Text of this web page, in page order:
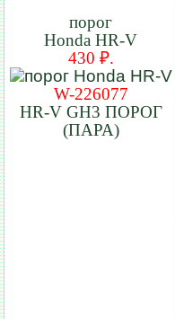
порог
Honda HR-V
430 ₽.
W-226077
HR-V GH3 ПОРОГ
(ПАРА)